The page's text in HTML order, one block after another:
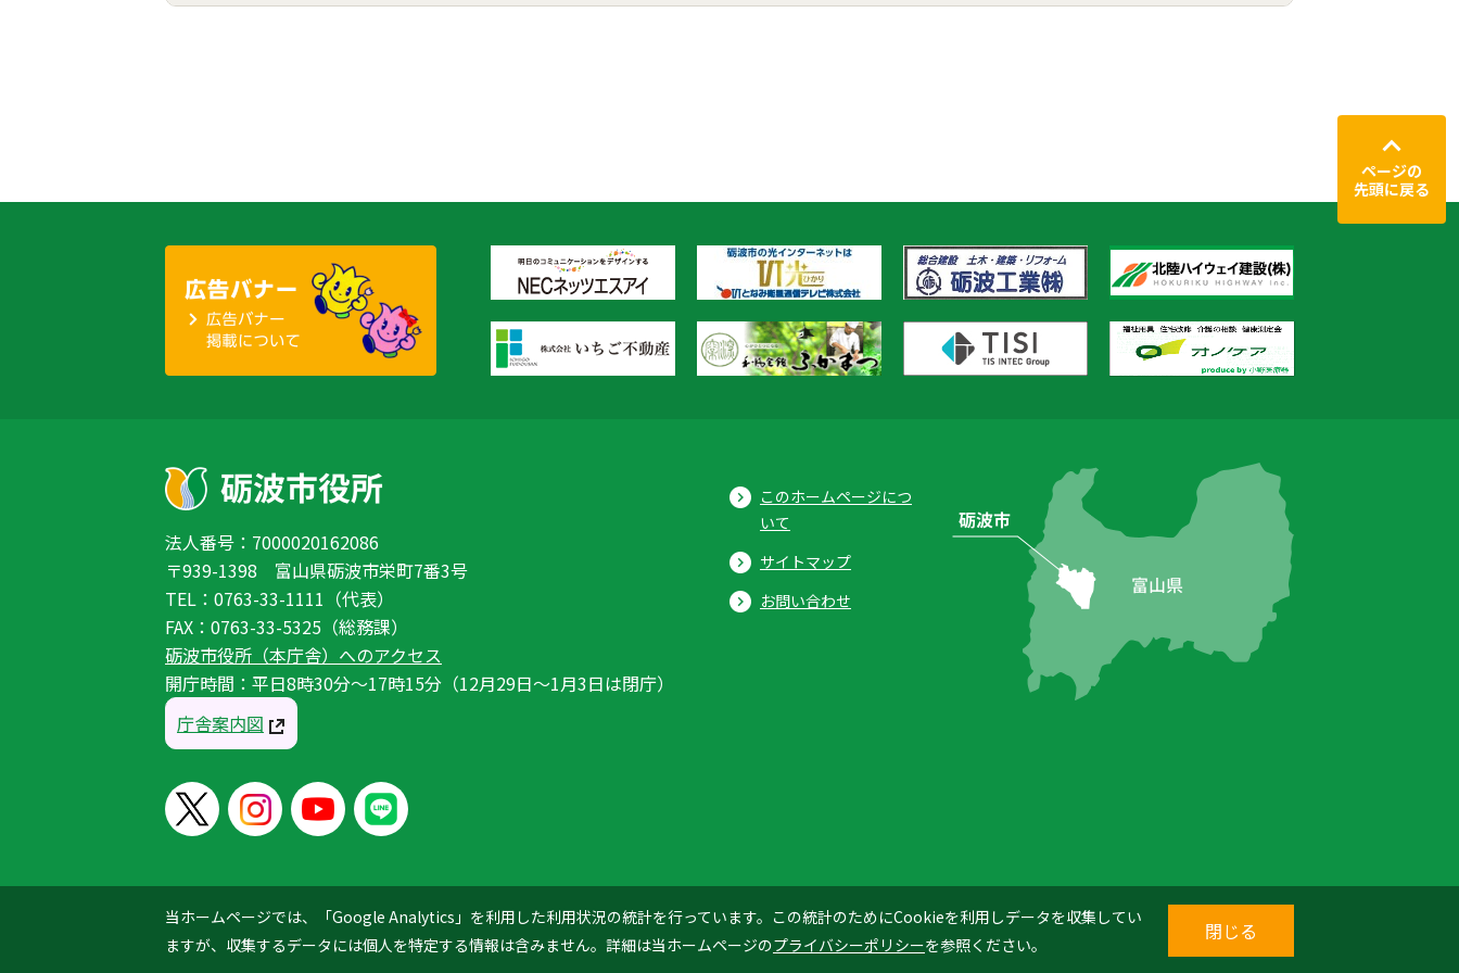
当ホームページでは、「Google Analytics」を利用した利用状況の統計を行っています。この統計のためにCookieを利用しデータを収集してい
ますが、収集するデータには個人を特定する情報は含みません。詳細は当ホームページのプライバシーポリシーを参照ください。
閉じる
ページの
先頭に戻る
法人番号：7000020162086
〒939-1398 富山県砺波市栄町7番3号
TEL：0763-33-1111（代表）
FAX：0763-33-5325（総務課）
砺波市役所（本庁舎）へのアクセス
開庁時間：平日8時30分〜17時15分（12月29日〜1月3日は閉庁）
庁舎案内図
このホームページにつ
いて
サイトマップ
お問い合わせ
© 2026 Tonami City